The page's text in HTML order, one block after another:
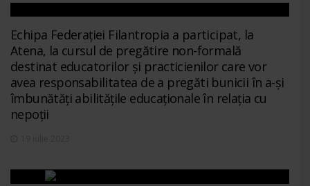
Echipa Federației Filantropia a participat, la
Atena, la cursul de pregătire non-formală
destinat educatorilor și practicienilor care vor
avea responsabilitatea de a pregăti bunicii în a-și
îmbunătăți abilitățile educaționale în relația cu
nepoții